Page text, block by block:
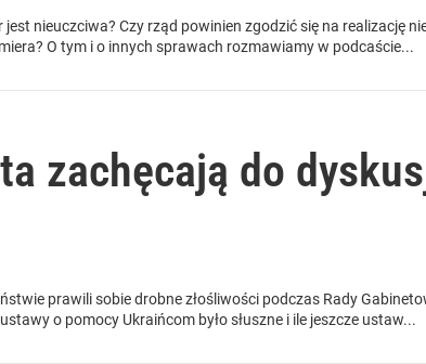
nieuczciwa? Czy rząd powinien zgodzić się na realizację
O tym i o innych sprawach rozmawiamy w podcaście...
zachęcają do
prawili sobie drobne złośliwości podczas Rady
o pomocy Ukraińcom było słuszne i ile jeszcze ustaw...